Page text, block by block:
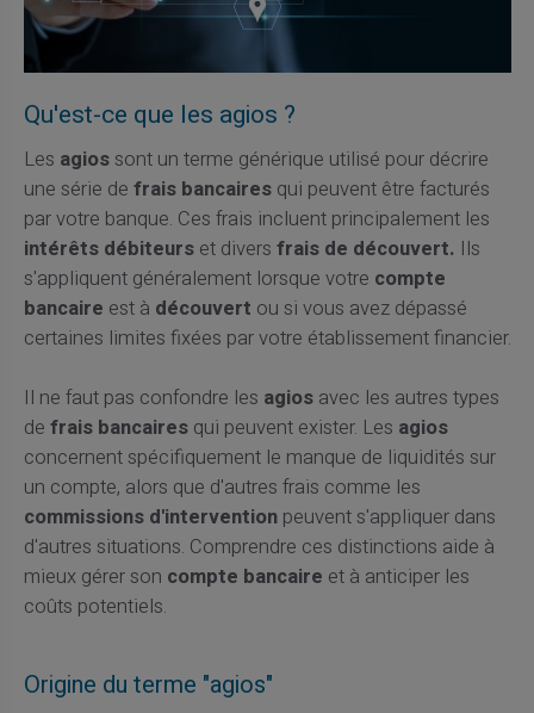
Qu'est-ce que les agios ?
Les agiossont un terme générique utilisé pour décrire
une série de frais bancairesqui peuvent être facturés
par votre banque. Ces frais incluent principalement les
intérêts débiteurset divers frais de découvert. Ils
s'appliquent généralement lorsque votre compte
bancaire est à découvert ou si vous avez dépassé
certaines limites fixées par votre établissement financier.
Il ne faut pas confondre les agiosavec les autres types
de frais bancairesqui peuvent exister. Les agios
concernent spécifiquement le manque de liquidités sur
un compte, alors que d'autres frais comme les
commissions d'interventionpeuvent s'appliquer dans
d'autres situations. Comprendre ces distinctions aide à
mieux gérer son compte bancaire et à anticiper les
coûts potentiels.
Origine du terme "agios"